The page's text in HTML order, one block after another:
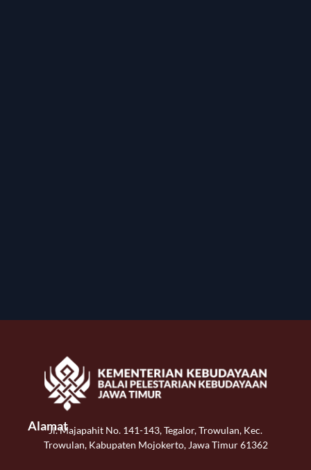
AlamatJl. Majapahit No. 141-143, Tegalor, Trowulan, Kec.
Trowulan, Kabupaten Mojokerto, Jawa Timur 61362